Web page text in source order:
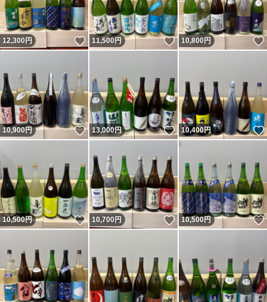
12,300円 いいね！
11,500円 いいね！
10,800円
10,900円 いいね！
13,000円 いいね！
10,400円
10,500円 いいね！
10,700円 いいね！
10,500円